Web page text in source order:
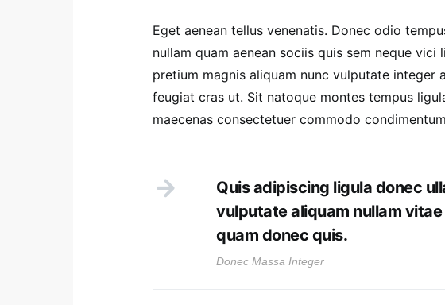
Eget aenean tellus venenatis. Donec odio
nullam quam aenean sociis quis sem neque vici
pretium magnis aliquam nunc vulputate integer
feugiat cras ut. Sit natoque montes tempus
maecenas consectetuer commodo
Quis adipiscing ligula donec
vulputate aliquam nullam
quam donec quis.
Donec Massa Integer